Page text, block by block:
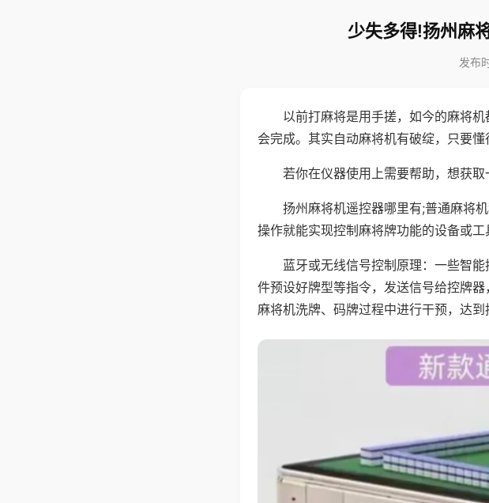
少失多得!扬州麻
发布
以前打麻将是用手搓，如今的麻将
会完成。其实自动麻将机有破绽，只要
若你在仪器使用上需要帮助，想获
扬州麻将机遥控器哪里有;普通麻将
操作就能实现控制麻将牌功能的设备或工
蓝牙或无线信号控制原理：一些智
件预设好牌型等指令，发送信号给控牌
麻将机洗牌、码牌过程中进行干预，达到